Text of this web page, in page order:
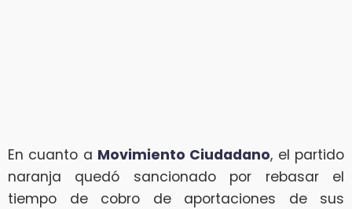
En cuanto a Movimiento Ciudadano, el partido
naranja quedó sancionado por rebasar el
tiempo de cobro de aportaciones de sus